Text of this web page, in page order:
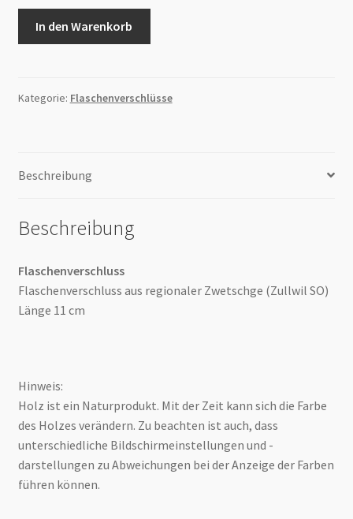
In den Warenkorb
Kategorie: Flaschenverschlüsse
Beschreibung
Beschreibung
Flaschenverschluss
Flaschenverschluss aus regionaler Zwetschge (Zullwil SO)
Länge 11 cm
Hinweis:
Holz ist ein Naturprodukt. Mit der Zeit kann sich die Farbe
des Holzes verändern. Zu beachten ist auch, dass
unterschiedliche Bildschirmeinstellungen und -
darstellungen zu Abweichungen bei der Anzeige der Farben
führen können.